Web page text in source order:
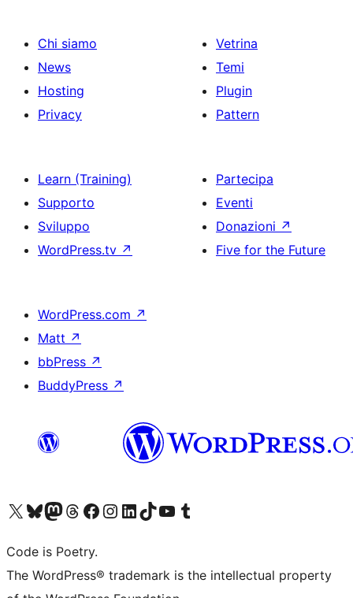
Chi siamo
News
Hosting
Privacy
Vetrina
Temi
Plugin
Pattern
Learn (Training)
Supporto
Sviluppo
WordPress.tv ↗
Partecipa
Eventi
Donazioni ↗
Five for the Future
WordPress.com ↗
Matt ↗
bbPress ↗
BuddyPress ↗
Visita il nostro account X (ex Twitter)
Visita il nostro account Bluesky
Visita il nostro account Mastodon
Visita il nostro account Threads
Visita la nostra pagina Facebook
Visita il nostro account Instagram
Visita il nostro account LinkedIn
Visita il nostro account TikTok
Visita il nostro canale YouTube
Visita il nostro account Tumblr
Code is Poetry.
The WordPress® trademark is the intellectual property